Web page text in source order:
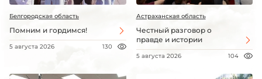
Белгородская область
Помним и гордимся!
5 августа 2026 130
Астраханская область
Честный разговор о
правде и истории
5 августа 2026 104